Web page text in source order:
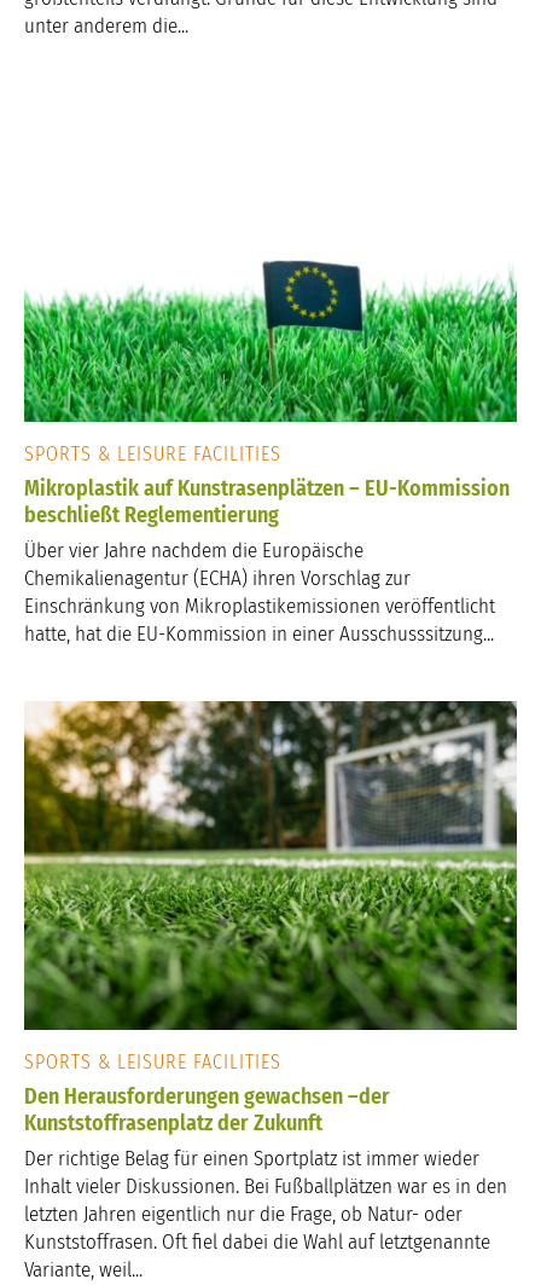
unter anderem die...
SPORTS & LEISURE FACILITIES
Mikroplastik auf Kunstrasenplätzen – EU-Kommission
beschließt Reglementierung
Über vier Jahre nachdem die Europäische
Chemikalienagentur (ECHA) ihren Vorschlag zur
Einschränkung von Mikroplastikemissionen veröffentlicht
hatte, hat die EU-Kommission in einer Ausschusssitzung...
SPORTS & LEISURE FACILITIES
Den Herausforderungen gewachsen –der
Kunststoffrasenplatz der Zukunft
Der richtige Belag für einen Sportplatz ist immer wieder
Inhalt vieler Diskussionen. Bei Fußballplätzen war es in den
letzten Jahren eigentlich nur die Frage, ob Natur- oder
Kunststoffrasen. Oft fiel dabei die Wahl auf letztgenannte
Variante, weil...